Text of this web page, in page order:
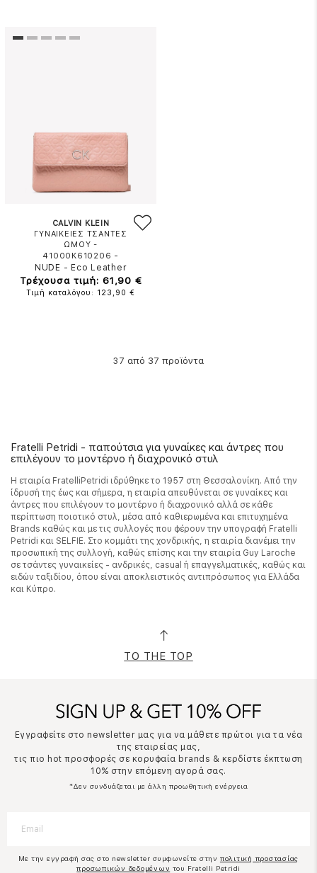
CALVIN KLEIN
ΓΥΝΑΙΚΕΙΕΣ ΤΣΑΝΤΕΣ
ΩΜΟΥ -
41000K610206 -
NUDE - Eco Leather
Τρέχουσα τιμή: 61,90 €
Τιμή καταλόγου: 123,90 €
37 από 37 προϊόντα
Fratelli Petridi - παπούτσια για γυναίκες και άντρες που
επιλέγουν το μοντέρνο ή διαχρονικό στυλ
Η εταιρία FratelliPetridi ιδρύθηκε το 1957 στη Θεσσαλονίκη. Από την
ίδρυσή της έως και σήμερα, η εταιρία απευθύνεται σε γυναίκες και
άντρες που επιλέγουν το μοντέρνο ή διαχρονικό αλλά σε κάθε
περίπτωση ποιοτικό στυλ, μέσα από καθιερωμένα και επιτυχημένα
Brands καθώς και με τις συλλογές που φέρουν την υπογραφή Fratelli
Petridi και SELFIE. Στο κομμάτι της χονδρικής, η εταιρία διανέμει την
προσωπική της συλλογή, καθώς επίσης και την εταιρία Guy Laroche
σε τσάντες γυναικείες - ανδρικές, casual ή επαγγελματικές, καθώς και
ειδών ταξιδίου, όπου είναι αποκλειστικός αντιπρόσωπος για Ελλάδα
και Κύπρο.
TO THE TOP
Εγγραφείτε στο newsletter μας για να μάθετε πρώτοι για τα νέα
της εταιρείας μας,
τις πιο hot προσφορές σε κορυφαία brands & κερδίστε έκπτωση
10% στην επόμενη αγορά σας.
*Δεν συνδυάζεται με άλλη προωθητική ενέργεια
Με την εγγραφή σας στο newsletter συμφωνείτε στην πολιτική προστασίας
προσωπικών δεδομένων του Fratelli Petridi